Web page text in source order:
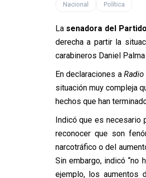
Nacional Política
La senadora del
derecha a partir la
carabineros Daniel
En declaraciones aRadio
situación muy compleja
hechos que han
Indicó que es necesario
reconocer que son
narcotráfico o del
Sin embargo, indicó “no
ejemplo, los aumentos